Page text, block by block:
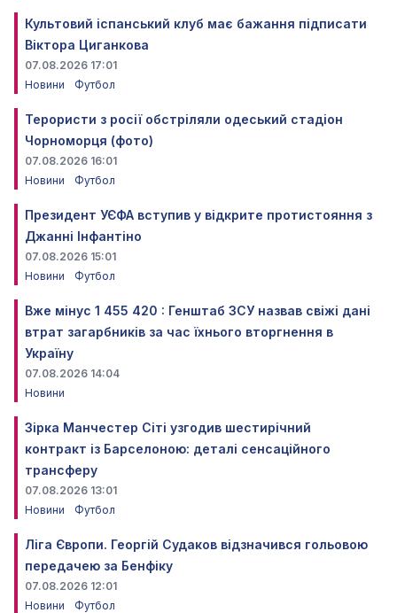
Культовий іспанський клуб має бажання підписати
Віктора Циганкова
07.08.2026 17:01
Новини
Футбол
Терористи з росії обстріляли одеський стадіон
Чорноморця (фото)
07.08.2026 16:01
Новини
Футбол
Президент УЄФА вступив у відкрите протистояння з
Джанні Інфантіно
07.08.2026 15:01
Новини
Футбол
Вже мінус 1 455 420 : Генштаб ЗСУ назвав свіжі дані
втрат загарбників за час їхнього вторгнення в
Україну
07.08.2026 14:04
Новини
Зірка Манчестер Сіті узгодив шестирічний
контракт із Барселоною: деталі сенсаційного
трансферу
07.08.2026 13:01
Новини
Футбол
Ліга Європи. Георгій Судаков відзначився гольовою
передачею за Бенфіку
07.08.2026 12:01
Новини
Футбол